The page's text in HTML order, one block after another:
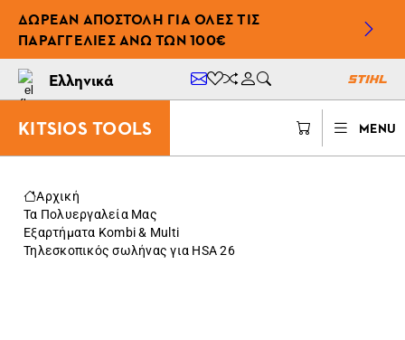
ΔΩΡΕΆΝ ΑΠΟΣΤΟΛΉ ΓΙΑ ΌΛΕΣ ΤΙΣ
ΠΑΡΑΓΓΕΛΊΕΣ ΆΝΩ ΤΩΝ 100€
Ελληνικά
KITSIOS TOOLS MENU
Αρχική
Τα Πολυεργαλεία Μας
Eξαρτήματα Kombi & Multi
Τηλεσκοπικός σωλήνας για HSA 26